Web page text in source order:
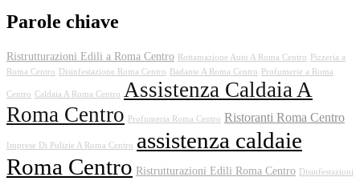
Parole chiave
Ristrutturazioni Edili a Roma Centro Rottamazione Auto A Roma Centro
Pizzeria a
Roma Centro
Disinfestazione Roma Centro Badante A Roma Centro Profumerie a Roma
Centro Caldaia A Roma Centro Assistenza Caldaia A
Roma Centro
Profumeria Roma Centro Ristoranti Roma Centro
Imprese Di Pulizie A Roma Centro assistenza caldaie
Roma Centro Ristrutturazioni Edili Roma Centro
Disinfestazioni